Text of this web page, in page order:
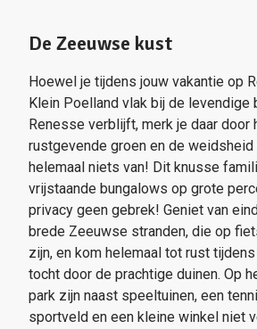
De Zeeuwse kust
Hoewel je tijdens jouw vakantie op
Klein Poelland vlak bij de levendige
Renesse verblijft, merk je daar door
rustgevende groen en de weidsheid
helemaal niets van! Dit knusse
vrijstaande bungalows op grote
privacy geen gebrek! Geniet van
brede Zeeuwse stranden, die op
zijn, en kom helemaal tot rust
tocht door de prachtige duinen. Op
park zijn naast speeltuinen, een
sportveld en een kleine winkel niet